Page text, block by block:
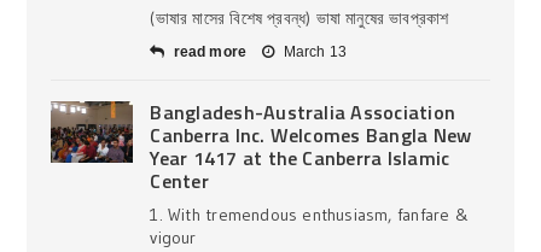
(ভাষার মাসের বিশেষ প্রবন্ধ) ভাষা মানুষের ভাবপ্রকাশ
read more March 13
Bangladesh-Australia Association
Canberra Inc. Welcomes Bangla New
Year 1417 at the Canberra Islamic
Center
1. With tremendous enthusiasm, fanfare &
vigour